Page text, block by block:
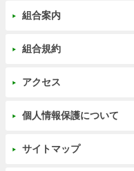
組合案内
組合規約
アクセス
個人情報保護について
サイトマップ